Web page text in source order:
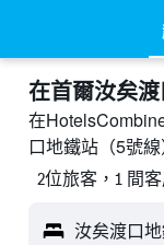
在首爾汝矣
在
口地鐵站（5號
2位旅客，1 間
汝矣渡口